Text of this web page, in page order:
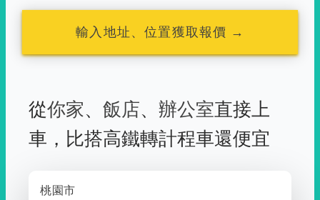
輸入地址、位置獲取報價 →
從你家、 飯店、 辦公室直接上
車， 比搭高鐵轉計程車還便宜
桃園市